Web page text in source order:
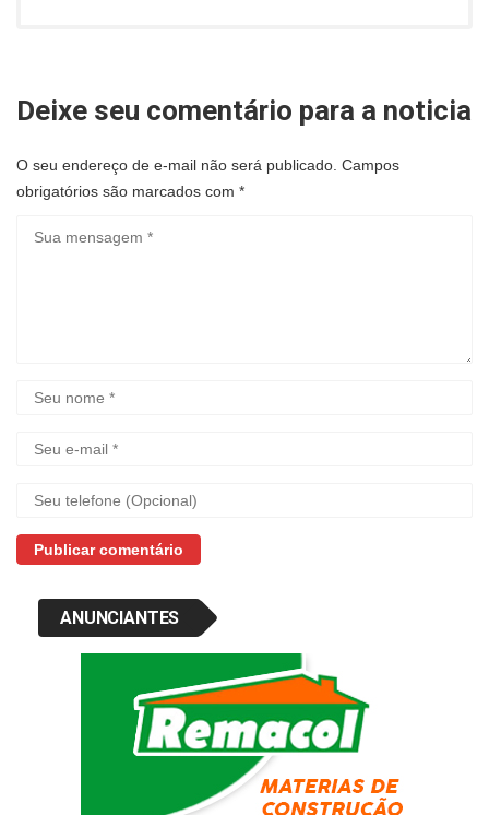
Deixe seu comentário para a noticia
O seu endereço de e-mail não será publicado. Campos
obrigatórios são marcados com *
ANUNCIANTES